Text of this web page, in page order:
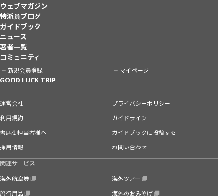
ウェブマガジン
特派員ブログ
ガイドブック
ニュース
著者一覧
コミュニティ
新規会員登録 マイページ
GOOD LUCK TRIP
運営会社
プライバシーポリシー
利用規約
ガイドライン
書店御担当者様へ
ガイドブックに投稿する
採用情報
お問い合わせ
関連サービス
海外航空券
海外ツアー
旅行用品
海外のおみやげ